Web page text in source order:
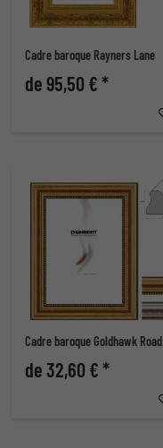
Cadre baroque Rayners Lane
de 95,50 € *
Cadre baroque Goldhawk Road
de 32,60 € *